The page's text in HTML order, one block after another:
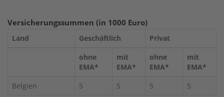
Versicherungssummen (in 1000 Euro)
Land Geschäftlich
Privat
ohne
EMA*
mit
EMA*
ohne
EMA*
mit
EMA*
Belgien
5 5 5
5